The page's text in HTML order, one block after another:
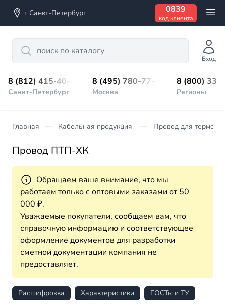
г Санкт-Петербург 0839
код клиента
Search
Вход
8 (812) 415-40-45
Санкт-Петербург
8 (495) 780-77-98
Москва
8 (800)
Регионы
Главная Кабельная продукция Провод для
Провод ПТП-ХК
Обращаем ваше внимание, что мы
работаем только с оптовыми заказами от 50
000 ₽.
Уважаемые покупатели, сообщаем вам, что
справочную информацию и соответствующее
оформление документов для разработки
сметной документации компания не
предоставляет.
Расшифровка Характеристики ГОСТы и ТУ